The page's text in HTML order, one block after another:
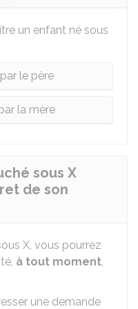
un enfant né sous
le père
la mère
sous X
de son
X, vous pourrez
à tout moment,
une demande